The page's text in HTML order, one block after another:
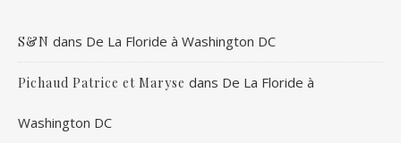
S&N dans De La Floride à Washington DC
Pichaud Patrice et Maryse dans De La Floride à
Washington DC